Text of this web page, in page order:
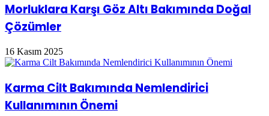
Morluklara Karşı Göz Altı Bakımında Doğal
Çözümler
16 Kasım 2025
Karma Cilt Bakımında Nemlendirici
Kullanımının Önemi